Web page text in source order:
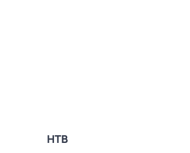
НТВ